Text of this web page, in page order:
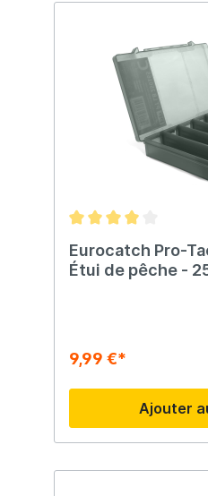
Eurocatch Pro-
Étui de pêche -
9,99 €*
Ajouter